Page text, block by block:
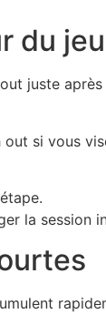
du jeu
juste après
si vous
la session